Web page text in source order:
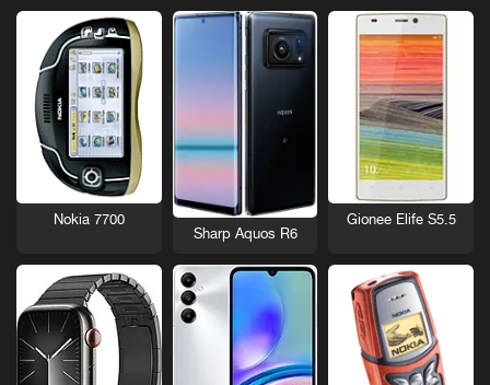
Gionee Elife S5.5
Sharp Aquos R6
Nokia 7700